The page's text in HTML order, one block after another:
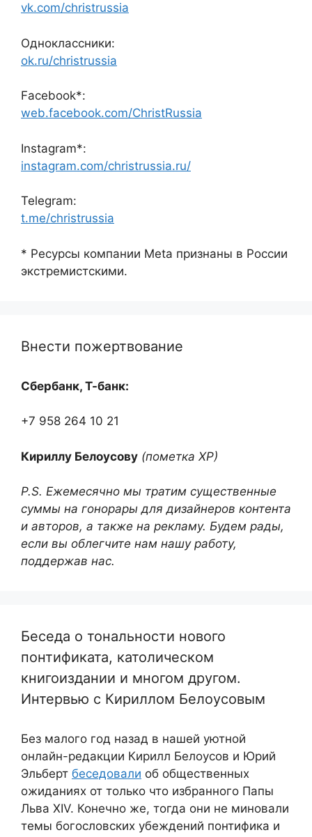
vk.com/christrussia
Одноклассники:
ok.ru/christrussia
Facebook*:
web.facebook.com/ChristRussia
Instagram*:
instagram.com/christrussia.ru/
Telegram:
t.me/christrussia
* Ресурсы компании Meta признаны в России
экстремистскими.
Внести пожертвование
Сбербанк, Т-банк:
+7 958 264 10 21
Кириллу Белоусову (пометка ХР)
P.S. Ежемесячно мы тратим существенные
суммы на гонорары для дизайнеров контента
и авторов, а также на рекламу. Будем рады,
если вы облегчите нам нашу работу,
поддержав нас.
Беседа о тональности нового
понтификата, католическом
книгоиздании и многом другом.
Интервью с Кириллом Белоусовым
Без малого год назад в нашей уютной
онлайн-редакции Кирилл Белоусов и Юрий
Эльберт беседовали об общественных
ожиданиях от только что избранного Папы
Льва XIV. Конечно же, тогда они не миновали
темы богословских убеждений понтифика и